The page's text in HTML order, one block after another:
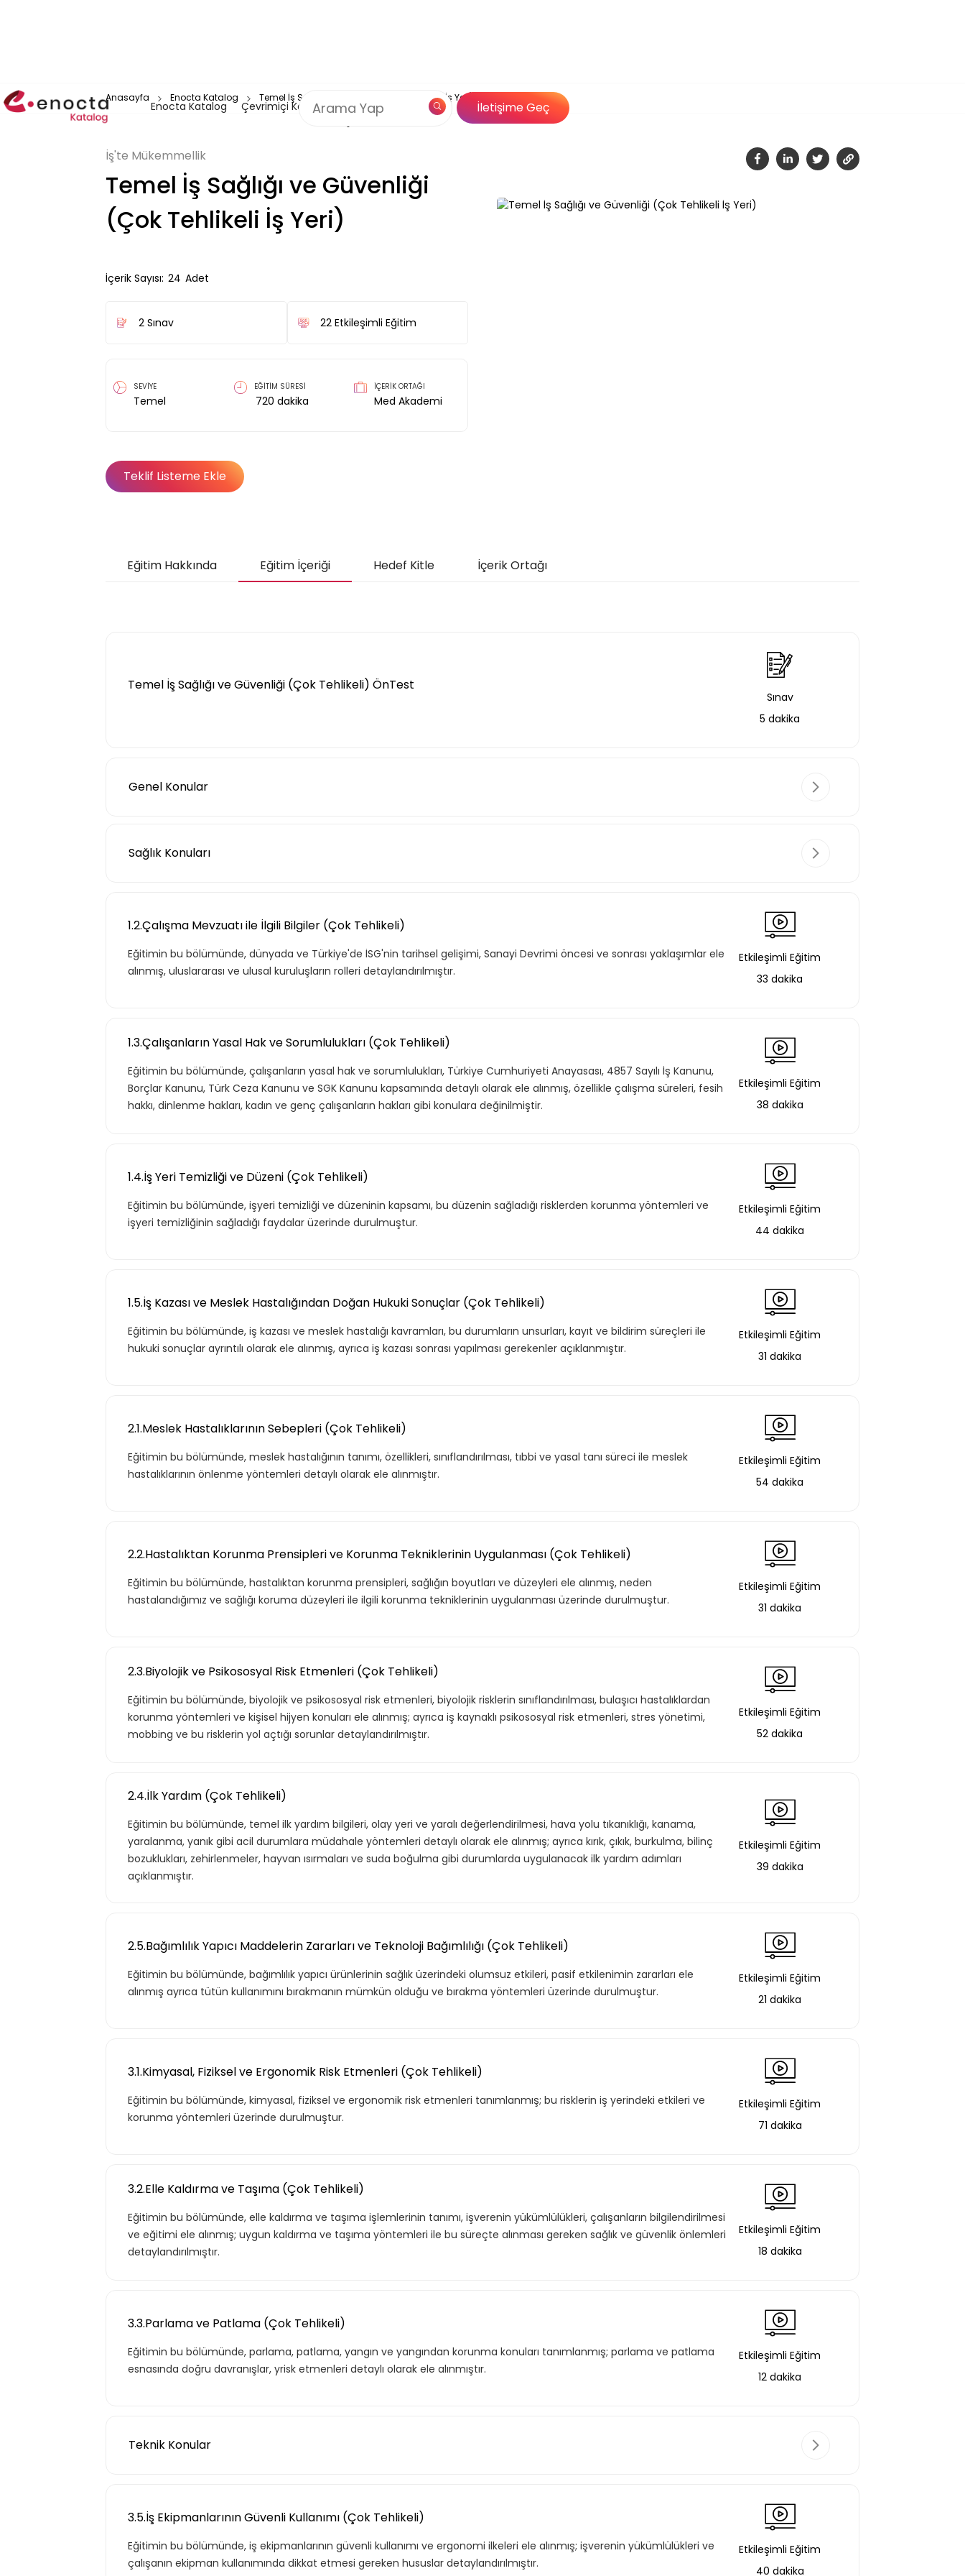
Enocta Katalog Çevrimiçi Katalog
Özel İçerik
Çözümleri
İletişime Geç
Anasayfa Enocta Katalog Temel İş Sağlığı ve Güvenliği (Çok Tehlikeli İş Yeri)
İş'te Mükemmellik
Temel İş Sağlığı ve Güvenliği
(Çok Tehlikeli İş Yeri)
İçerik Sayısı: 24 Adet
2 Sınav 22 Etkileşimli Eğitim
SEVİYE
Temel
EĞİTİM SÜRESİ
720 dakika
İÇERİK ORTAĞI
Med Akademi
Teklif Listeme Ekle
Eğitim Hakkında Eğitim İçeriği Hedef Kitle İçerik Ortağı
Temel İş Sağlığı ve Güvenliği (Çok Tehlikeli) ÖnTest
Sınav
5 dakika
Genel Konular
1.1.İş Sağlığı ve Güvenliğinin Tanımı, Önemi ve Kapsamı (Çok Tehlikeli)
12 dakika
Sağlık Konuları
1.2.Çalışma Mevzuatı ile İlgili Bilgiler (Çok Tehlikeli)
Eğitimin bu bölümünde, dünyada ve Türkiye'de İSG'nin tarihsel gelişimi, Sanayi Devrimi öncesi ve sonrası yaklaşımlar ele
alınmış, uluslararası ve ulusal kuruluşların rolleri detaylandırılmıştır.
Etkileşimli Eğitim
33 dakika
1.3.Çalışanların Yasal Hak ve Sorumlulukları (Çok Tehlikeli)
Eğitimin bu bölümünde, çalışanların yasal hak ve sorumlulukları, Türkiye Cumhuriyeti Anayasası, 4857 Sayılı İş Kanunu,
Borçlar Kanunu, Türk Ceza Kanunu ve SGK Kanunu kapsamında detaylı olarak ele alınmış, özellikle çalışma süreleri, fesih
hakkı, dinlenme hakları, kadın ve genç çalışanların hakları gibi konulara değinilmiştir.
Etkileşimli Eğitim
38 dakika
1.4.İş Yeri Temizliği ve Düzeni (Çok Tehlikeli)
Eğitimin bu bölümünde, işyeri temizliği ve düzeninin kapsamı, bu düzenin sağladığı risklerden korunma yöntemleri ve
işyeri temizliğinin sağladığı faydalar üzerinde durulmuştur.
Etkileşimli Eğitim
44 dakika
1.5.İş Kazası ve Meslek Hastalığından Doğan Hukuki Sonuçlar (Çok Tehlikeli)
Eğitimin bu bölümünde, iş kazası ve meslek hastalığı kavramları, bu durumların unsurları, kayıt ve bildirim süreçleri ile
hukuki sonuçlar ayrıntılı olarak ele alınmış, ayrıca iş kazası sonrası yapılması gerekenler açıklanmıştır.
Etkileşimli Eğitim
31 dakika
2.1.Meslek Hastalıklarının Sebepleri (Çok Tehlikeli)
Eğitimin bu bölümünde, meslek hastalığının tanımı, özellikleri, sınıflandırılması, tıbbi ve yasal tanı süreci ile meslek
hastalıklarının önlenme yöntemleri detaylı olarak ele alınmıştır.
Etkileşimli Eğitim
54 dakika
2.2.Hastalıktan Korunma Prensipleri ve Korunma Tekniklerinin Uygulanması (Çok Tehlikeli)
Eğitimin bu bölümünde, hastalıktan korunma prensipleri, sağlığın boyutları ve düzeyleri ele alınmış, neden
hastalandığımız ve sağlığı koruma düzeyleri ile ilgili korunma tekniklerinin uygulanması üzerinde durulmuştur.
Etkileşimli Eğitim
31 dakika
2.3.Biyolojik ve Psikososyal Risk Etmenleri (Çok Tehlikeli)
Eğitimin bu bölümünde, biyolojik ve psikososyal risk etmenleri, biyolojik risklerin sınıflandırılması, bulaşıcı hastalıklardan
korunma yöntemleri ve kişisel hijyen konuları ele alınmış; ayrıca iş kaynaklı psikososyal risk etmenleri, stres yönetimi,
mobbing ve bu risklerin yol açtığı sorunlar detaylandırılmıştır.
Etkileşimli Eğitim
52 dakika
2.4.İlk Yardım (Çok Tehlikeli)
Eğitimin bu bölümünde, temel ilk yardım bilgileri, olay yeri ve yaralı değerlendirilmesi, hava yolu tıkanıklığı, kanama,
yaralanma, yanık gibi acil durumlara müdahale yöntemleri detaylı olarak ele alınmış; ayrıca kırık, çıkık, burkulma, bilinç
bozuklukları, zehirlenmeler, hayvan ısırmaları ve suda boğulma gibi durumlarda uygulanacak ilk yardım adımları
açıklanmıştır.
Etkileşimli Eğitim
39 dakika
2.5.Bağımlılık Yapıcı Maddelerin Zararları ve Teknoloji Bağımlılığı (Çok Tehlikeli)
Eğitimin bu bölümünde, bağımlılık yapıcı ürünlerinin sağlık üzerindeki olumsuz etkileri, pasif etkilenimin zararları ele
alınmış ayrıca tütün kullanımını bırakmanın mümkün olduğu ve bırakma yöntemleri üzerinde durulmuştur.
Etkileşimli Eğitim
21 dakika
3.1.Kimyasal, Fiziksel ve Ergonomik Risk Etmenleri (Çok Tehlikeli)
Eğitimin bu bölümünde, kimyasal, fiziksel ve ergonomik risk etmenleri tanımlanmış; bu risklerin iş yerindeki etkileri ve
korunma yöntemleri üzerinde durulmuştur.
Etkileşimli Eğitim
71 dakika
3.2.Elle Kaldırma ve Taşıma (Çok Tehlikeli)
Eğitimin bu bölümünde, elle kaldırma ve taşıma işlemlerinin tanımı, işverenin yükümlülükleri, çalışanların bilgilendirilmesi
ve eğitimi ele alınmış; uygun kaldırma ve taşıma yöntemleri ile bu süreçte alınması gereken sağlık ve güvenlik önlemleri
detaylandırılmıştır.
Etkileşimli Eğitim
18 dakika
3.3.Parlama ve Patlama (Çok Tehlikeli)
Eğitimin bu bölümünde, parlama, patlama, yangın ve yangından korunma konuları tanımlanmış; parlama ve patlama
esnasında doğru davranışlar, yrisk etmenleri detaylı olarak ele alınmıştır.
Etkileşimli Eğitim
12 dakika
Teknik Konular
3.4.Yangın ve Yangından Korunma (Çok Tehlikeli)
Eğitimin bu bölümünde, yangın ve yangın sınıfları tanımlanmış; yangın esnasında doğru davranışlar, yangın
söndürme tüpü kullanımı ve yangından korunma yöntemleri detaylı olarak ele alınmıştır.
Etkileşimli Eğitim
30 dakika
3.5.İş Ekipmanlarının Güvenli Kullanımı (Çok Tehlikeli)
Eğitimin bu bölümünde, iş ekipmanlarının güvenli kullanımı ve ergonomi ilkeleri ele alınmış; işverenin yükümlülükleri ve
çalışanın ekipman kullanımında dikkat etmesi gereken hususlar detaylandırılmıştır.
Etkileşimli Eğitim
40 dakika
Teklif listende 50 adet eğitime ulaştın!
Basic
kapsar.
Basic Paketi Kapsar
Premium
eğitimleri ve yenilikçi öğrenme yöntemleri ile hazırlanmış
eğitimleri kapsar.